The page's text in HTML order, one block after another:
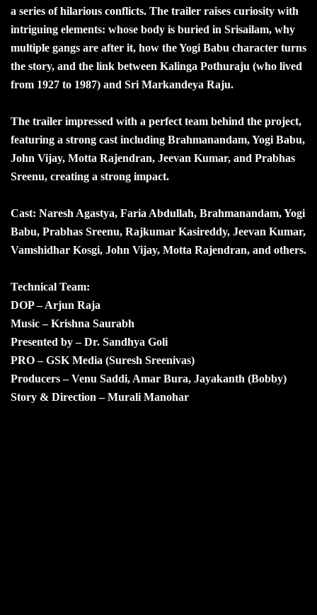
a series of hilarious conflicts. The trailer raises curiosity with
intriguing elements: whose body is buried in Srisailam, why
multiple gangs are after it, how the Yogi Babu character turns
the story, and the link between Kalinga Pothuraju (who lived
from 1927 to 1987) and Sri Markandeya Raju.
The trailer impressed with a perfect team behind the project,
featuring a strong cast including Brahmanandam, Yogi Babu,
John Vijay, Motta Rajendran, Jeevan Kumar, and Prabhas
Sreenu, creating a strong impact.
Cast: Naresh Agastya, Faria Abdullah, Brahmanandam, Yogi
Babu, Prabhas Sreenu, Rajkumar Kasireddy, Jeevan Kumar,
Vamshidhar Kosgi, John Vijay, Motta Rajendran, and others.
Technical Team:
DOP – Arjun Raja
Music – Krishna Saurabh
Presented by – Dr. Sandhya Goli
PRO – GSK Media (Suresh Sreenivas)
Producers – Venu Saddi, Amar Bura, Jayakanth (Bobby)
Story & Direction – Murali Manohar